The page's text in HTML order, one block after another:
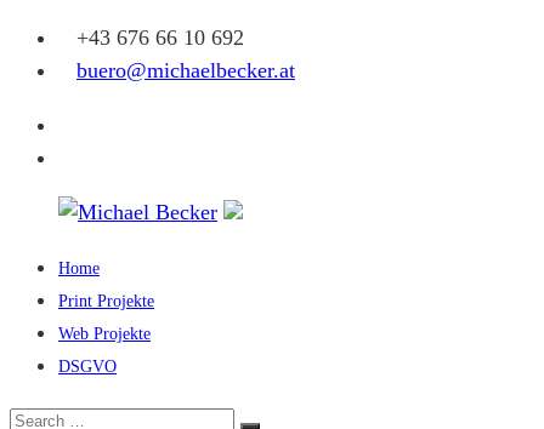
Skip
+43 676 66 10 692
buero@michaelbecker.at
Michael
Becker
Eine
weitere
Home
Print Projekte
Web Projekte
DSGVO
Search